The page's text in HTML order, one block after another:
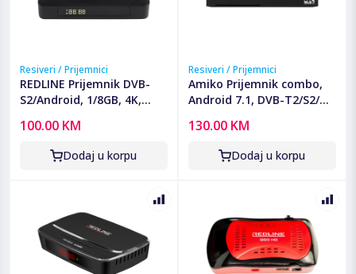
Resiveri / Prijemnici
REDLINE Prijemnik DVB-
S2/Android, 1/8GB, 4K,
REDROID S100
100.00 KM
Dodaj u korpu
Resiveri / Prijemnici
Amiko Prijemnik combo,
Android 7.1, DVB-T2/S2/C,
130.00 KM
Dodaj u korpu